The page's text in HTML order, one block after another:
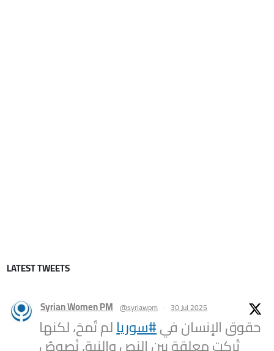
LATEST TWEETS
Syrian Women PM @syriawpm · 30 Jul 2025
حقوق الإنسان في#سوريالم تُمحَ، لكنها